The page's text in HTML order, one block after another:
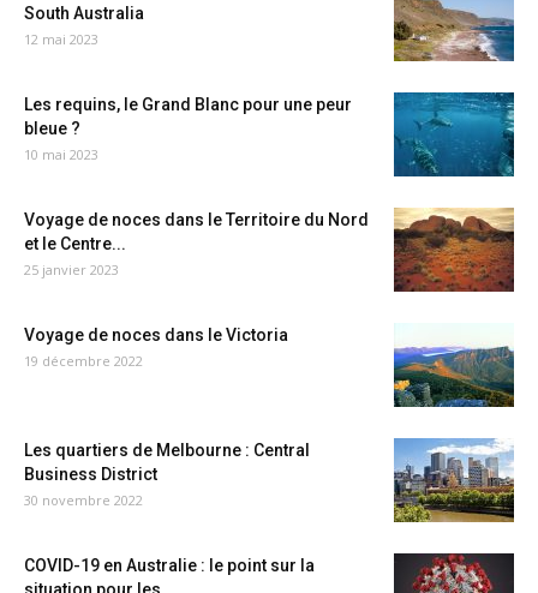
South Australia
12 mai 2023
Les requins, le Grand Blanc pour une peur
bleue ?
10 mai 2023
Voyage de noces dans le Territoire du Nord
et le Centre...
25 janvier 2023
Voyage de noces dans le Victoria
19 décembre 2022
Les quartiers de Melbourne : Central
Business District
30 novembre 2022
COVID-19 en Australie : le point sur la